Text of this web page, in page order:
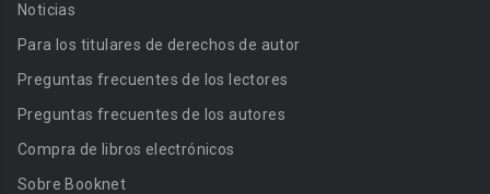
Noticias
Para los titulares de derechos de autor
Preguntas frecuentes de los lectores
Preguntas frecuentes de los autores
Compra de libros electrónicos
Sobre Booknet